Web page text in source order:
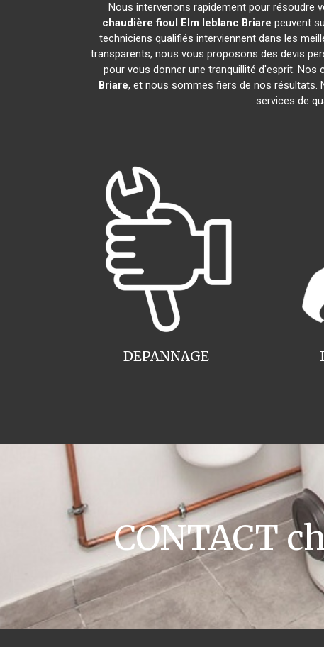
Nous intervenons rapidement pour résoudre
chaudière fioul Elm leblanc Briare peuvent
techniciens qualifiés interviennent dans les
transparents, nous vous proposons des devis
pour vous donner une tranquillité d'esprit.
Briare, et nous sommes fiers de nos résultats.
services de
DEPANNAGE
CONTACT